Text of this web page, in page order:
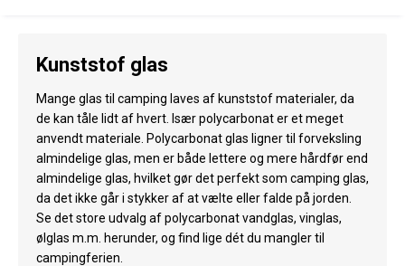
Rengøring & pleje
Rejseudstyr
Bil & trailer
Gas
Vand
Kunststof glas
Mange glas til camping laves af kunststof materialer, da
de kan tåle lidt af hvert. Især polycarbonat er et meget
anvendt materiale. Polycarbonat glas ligner til forveksling
almindelige glas, men er både lettere og mere hårdfør end
almindelige glas, hvilket gør det perfekt som camping glas,
da det ikke går i stykker af at vælte eller falde på jorden.
Se det store udvalg af polycarbonat vandglas, vinglas,
ølglas m.m. herunder, og find lige dét du mangler til
campingferien.